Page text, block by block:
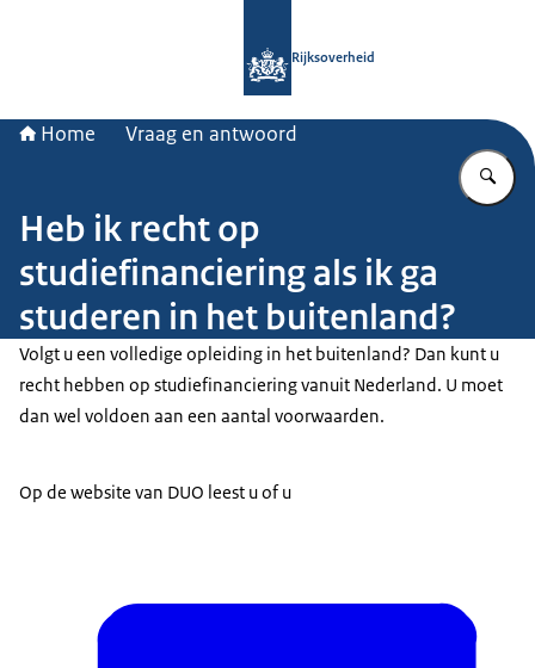
Rijksoverheid
Home Vraag en antwoord
Heb ik recht op
studiefinanciering als ik ga
studeren in het buitenland?
Volgt u een volledige opleiding in het buitenland? Dan kunt u
recht hebben op studiefinanciering vanuit Nederland. U moet
dan wel voldoen aan een aantal voorwaarden.
Op de website van DUO leest u of u